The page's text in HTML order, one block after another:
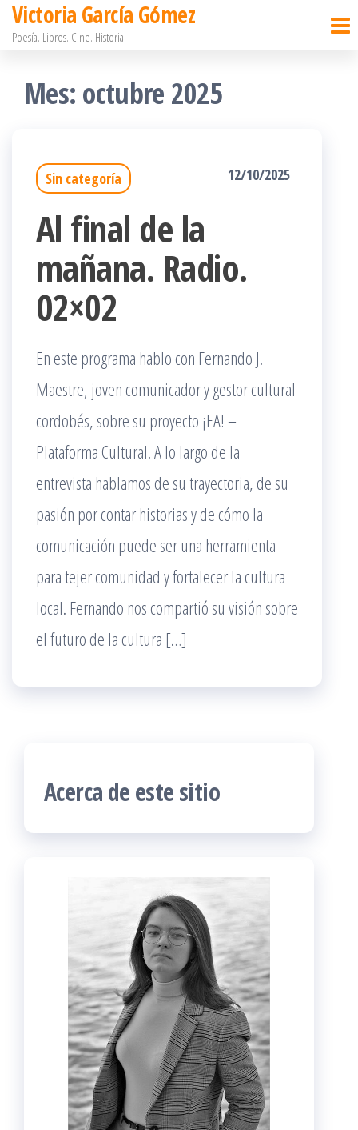
Saltar
contenido
Victoria García Gómez
Poesía. Libros. Cine. Historia.
Mes: octubre 2025
Sin categoría 12/10/2025
Al final de la
mañana. Radio.
02×02
En este programa hablo con Fernando J.
Maestre, joven comunicador y gestor cultural
cordobés, sobre su proyecto ¡EA! –
Plataforma Cultural. A lo largo de la
entrevista hablamos de su trayectoria, de su
pasión por contar historias y de cómo la
comunicación puede ser una herramienta
para tejer comunidad y fortalecer la cultura
local. Fernando nos compartió su visión sobre
el futuro de la cultura […]
Acerca de este sitio